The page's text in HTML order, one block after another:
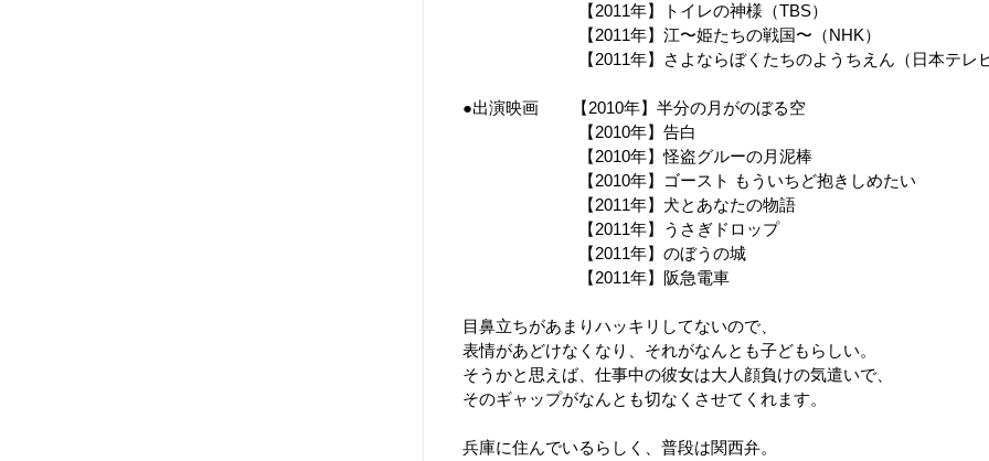
【2011年】トイレの神様（TBS）
【2011年】江〜姫たちの戦国〜（NHK）
【2011年】さよならぼくたちのようちえん（日本テレ
●出演映画 【2010年】半分の月がのぼる空
【2010年】告白
【2010年】怪盗グルーの月泥棒
【2010年】ゴースト もういちど抱きしめたい
【2011年】犬とあなたの物語
【2011年】うさぎドロップ
【2011年】のぼうの城
【2011年】阪急電車
目鼻立ちがあまりハッキリしてないので、
表情があどけなくなり、それがなんとも子どもらしい。
そうかと思えば、仕事中の彼女は大人顔負けの気遣いで、
そのギャップがなんとも切なくさせてくれます。
兵庫に住んでいるらしく、普段は関西弁。